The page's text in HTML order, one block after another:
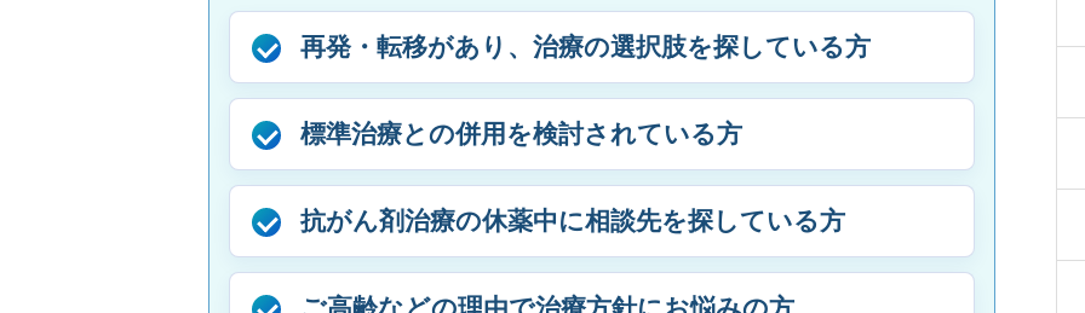
再発・転移があり、治療の選択肢を探している方
標準治療との併用を検討されている方
抗がん剤治療の休薬中に相談先を探している方